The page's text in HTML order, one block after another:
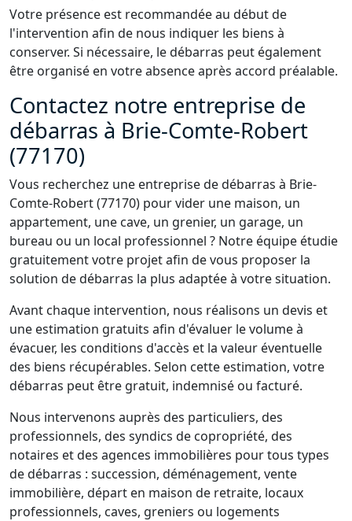
Votre présence est recommandée au début de
l'intervention afin de nous indiquer les biens à
conserver. Si nécessaire, le débarras peut également
être organisé en votre absence après accord préalable.
Contactez notre entreprise de
débarras à Brie-Comte-Robert
(77170)
Vous recherchez une entreprise de débarras à Brie-
Comte-Robert (77170) pour vider une maison, un
appartement, une cave, un grenier, un garage, un
bureau ou un local professionnel ? Notre équipe étudie
gratuitement votre projet afin de vous proposer la
solution de débarras la plus adaptée à votre situation.
Avant chaque intervention, nous réalisons un devis et
une estimation gratuits afin d'évaluer le volume à
évacuer, les conditions d'accès et la valeur éventuelle
des biens récupérables. Selon cette estimation, votre
débarras peut être gratuit, indemnisé ou facturé.
Nous intervenons auprès des particuliers, des
professionnels, des syndics de copropriété, des
notaires et des agences immobilières pour tous types
de débarras : succession, déménagement, vente
immobilière, départ en maison de retraite, locaux
professionnels, caves, greniers ou logements